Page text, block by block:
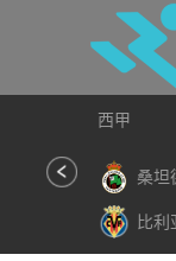
西甲
桑坦
比利